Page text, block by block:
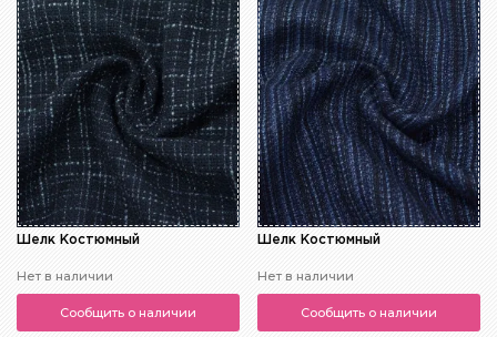
Шелк Костюмный
Нет в наличии
Сообщить о наличии
Шелк Костюмный
Нет в наличии
Сообщить о наличии